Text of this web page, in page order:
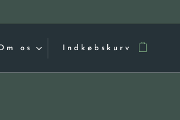
os Indkøbskurv